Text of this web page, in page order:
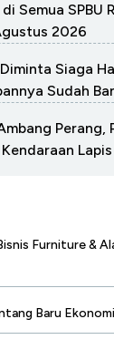
Semua SPBU
2026
Siaga
Sudah
Perang,
Furniture &
Baru